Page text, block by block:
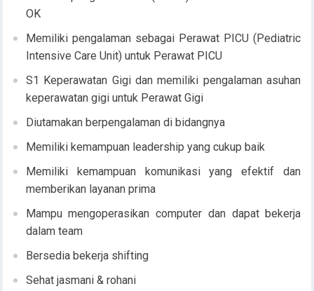
OK
Memiliki pengalaman sebagai Perawat PICU (Pediatric
Intensive Care Unit) untuk Perawat PICU
S1 Keperawatan Gigi dan memiliki pengalaman asuhan
keperawatan gigi untuk Perawat Gigi
Diutamakan berpengalaman di bidangnya
Memiliki kemampuan leadership yang cukup baik
Memiliki kemampuan komunikasi yang efektif dan
memberikan layanan prima
Mampu mengoperasikan computer dan dapat bekerja
dalam team
Bersedia bekerja shifting
Sehat jasmani & rohani